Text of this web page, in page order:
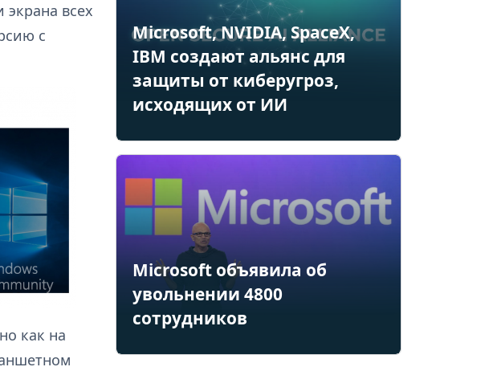
всех
с
как на
Microsoft, NVIDIA, SpaceX,
IBM создают альянс для
защиты от киберугроз,
исходящих от ИИ
Microsoft объявила об
увольнении 4800
сотрудников